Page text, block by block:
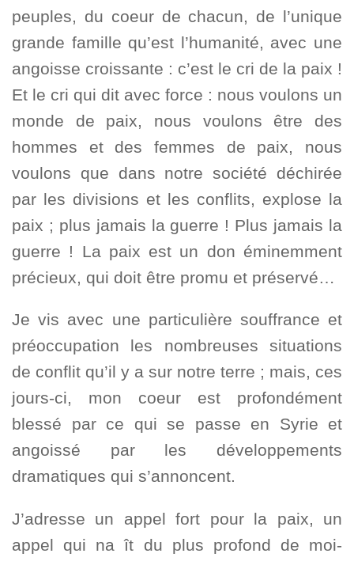
peuples, du coeur de chacun, de l’unique
grande famille qu’est l’humanité, avec une
angoisse croissante : c’est le cri de la paix !
Et le cri qui dit avec force : nous voulons un
monde de paix, nous voulons être des
hommes et des femmes de paix, nous
voulons que dans notre société déchirée
par les divisions et les conflits, explose la
paix ; plus jamais la guerre ! Plus jamais la
guerre ! La paix est un don éminemment
précieux, qui doit être promu et préservé…
Je vis avec une particulière souffrance et
préoccupation les nombreuses situations
de conflit qu’il y a sur notre terre ; mais, ces
jours-ci, mon coeur est profondément
blessé par ce qui se passe en Syrie et
angoissé par les développements
dramatiques qui s’annoncent.
J’adresse un appel fort pour la paix, un
appel qui na ît du plus profond de moi-